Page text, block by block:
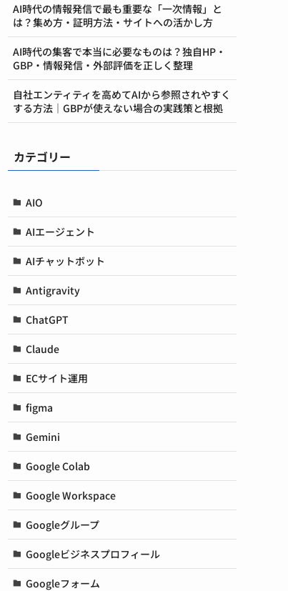
AI時代の情報発信で最も重要な「一次情報」と
は？集め方・証明方法・サイトへの活かし方
AI時代の集客で本当に必要なものは？独自HP・
GBP・情報発信・外部評価を正しく整理
自社エンティティを高めてAIから参照されやすく
する方法｜GBPが使えない場合の実践策と根拠
カテゴリー
AIO
AIエージェント
AIチャットボット
Antigravity
ChatGPT
Claude
ECサイト運用
figma
Gemini
Google Colab
Google Workspace
Googleグループ
Googleビジネスプロフィール
Googleフォーム